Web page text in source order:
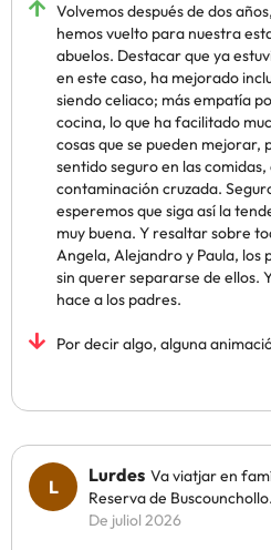
Volvemos después de dos
hemos vuelto para nuestra
abuelos. Destacar que ya
en este caso, ha mejorado
siendo celiaco; más empatía
cocina, lo que ha facilitado
cosas que se pueden mejorar,
sentido seguro en las
contaminación cruzada.
esperemos que siga así la
muy buena. Y resaltar sobre
Angela, Alejandro y Paula, los
sin querer separarse de ellos.
hace a los padres.
Por decir algo, alguna
Lurdes Va viatjar en
Reserva de
De juliol 2026